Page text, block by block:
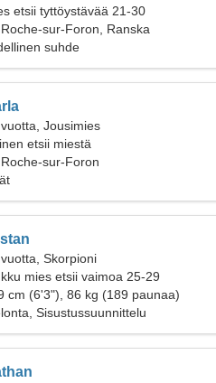
etsii tyttöystävää 21-30
sur-Foron, Ranska
suhde
Jousimies
etsii miestä
sur-Foron
Skorpioni
mies etsii vaimoa 25-29
cm (6'3"), 86 kg (189 paunaa)
Sisustussuunnittelu